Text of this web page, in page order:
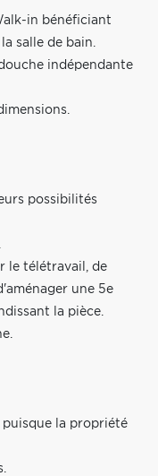
in bénéficiant
salle de bain.
indépendante
possibilités
le télétravail, de
une 5e
la pièce.
la propriété